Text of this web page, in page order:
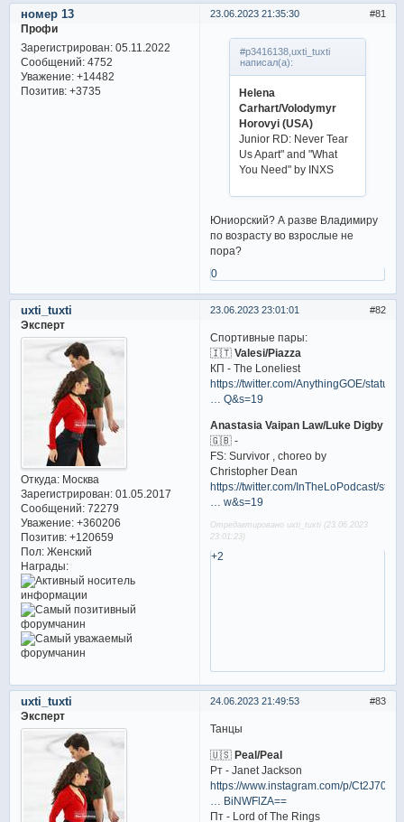
81
23.06.2023 21:35:30
номер 13
Профи
Зарегистрирован: 05.11.2022
Сообщений:4752
Уважение: +14482
Позитив: +3735
#p3416138,uxti_tuxti
написал(а):
Helena
Carhart/Volodymyr
Horovyi (USA)
Junior RD: Never Tear
Us Apart" and "What
You Need" by INXS
Юниорский? А разве Владимиру
по возрасту во взрослые не
пора?
0
82
23.06.2023 23:01:01
uxti_tuxti
Эксперт
Откуда:Москва
Зарегистрирован: 01.05.2017
Сообщений:72279
Уважение: +360206
Позитив: +120659
Пол:Женский
Награды:
Спортивные пары:
🇮🇹Valesi/Piazza
КП - The Loneliest
https://twitter.com/AnythingGOE/status/
… Q&s=19
Anastasia Vaipan Law/Luke Digby
🇬🇧 -
FS: Survivor , choreo by
Christopher Dean
https://twitter.com/InTheLoPodcast/stat
… w&s=19
Отредактировано uxti_tuxti (23.06.2023
23:01:23)
+2
83
24.06.2023 21:49:53
uxti_tuxti
Эксперт
Танцы
🇺🇸Peal/Peal
Рт - Janet Jackson
https://www.instagram.com/p/
… BiNWFlZA==
Пт - Lord of The Rings